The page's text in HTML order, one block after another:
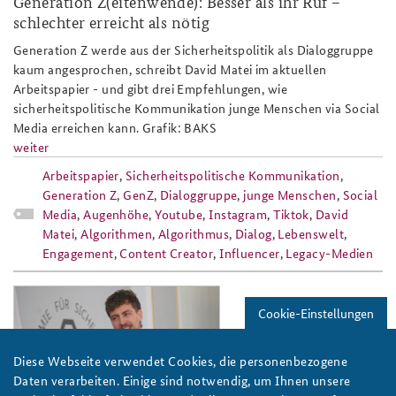
Anfahrt
Freundeskreis
Deutsches Forum Sicherheitspolitik
Arbeitskreis "Junge Sicherheitspolitiker"
Das Sicherheitspolitische Gespräch an der BAKS
Studierendenkonferenz Sicherheitspolitik gestalten
Newsletter-Archiv
schlechter erreicht als nötig
Generation Z werde aus der Sicherheitspolitik als Dialoggruppe
kaum angesprochen, schreibt David Matei im aktuellen
Arbeitspapier - und gibt drei Empfehlungen, wie
sicherheitspolitische Kommunikation junge Menschen via Social
Media erreichen kann. Grafik: BAKS
weiter
Arbeitspapier, Sicherheitspolitische Kommunikation,
Generation Z, GenZ, Dialoggruppe, junge Menschen, Social
Media,Augenhöhe,Youtube,Instagram,Tiktok, David
Matei,Algorithmen,Algorithmus, Dialog, Lebenswelt,
Engagement, Content Creator,Influencer, Legacy-Medien
david_matei_auszeichnung_karl-
carstens-preis_2025_808x486.png
Cookie-Einstellungen
Diese Webseite verwendet Cookies, die personenbezogene
Daten verarbeiten. Einige sind notwendig, um Ihnen unsere